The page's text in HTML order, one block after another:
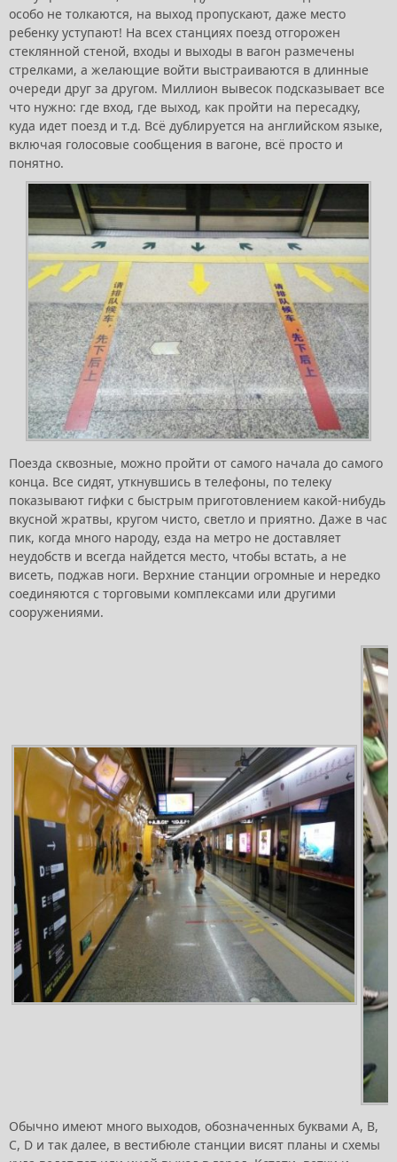
особо не толкаются, на выход пропускают, даже место
ребенку уступают! На всех станциях поезд отгорожен
стеклянной стеной, входы и выходы в вагон размечены
стрелками, а желающие войти выстраиваются в длинные
очереди друг за другом. Миллион вывесок подсказывает все
что нужно: где вход, где выход, как пройти на пересадку,
куда идет поезд и т.д. Всё дублируется на английском языке,
включая голосовые сообщения в вагоне, всё просто и
понятно.
Поезда сквозные, можно пройти от самого начала до самого
конца. Все сидят, уткнувшись в телефоны, по телеку
показывают гифки с быстрым приготовлением какой-нибудь
вкусной жратвы, кругом чисто, светло и приятно. Даже в час
пик, когда много народу, езда на метро не доставляет
неудобств и всегда найдется место, чтобы встать, а не
висеть, поджав ноги. Верхние станции огромные и нередко
соединяются с торговыми комплексами или другими
сооружениями.
Обычно имеют много выходов, обозначенных буквами A, B,
C, D и так далее, в вестибюле станции висят планы и схемы